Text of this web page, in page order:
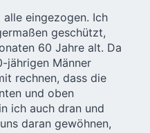
alle eingezogen. Ich
geschützt,
60 Jahre alt. Da
jährigen Männer
rechnen, dass die
und oben
ich auch dran und
daran gewöhnen,